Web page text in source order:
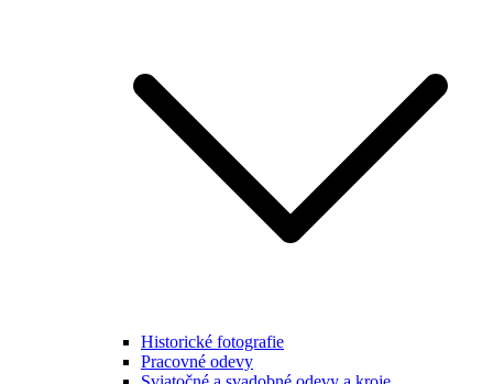
Historické fotografie
Pracovné odevy